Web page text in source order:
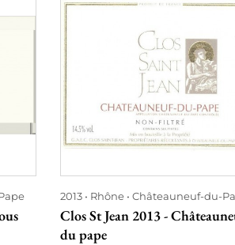
2013 Rhône Châteauneuf-du-
Clos St Jean 2013 -
du pape